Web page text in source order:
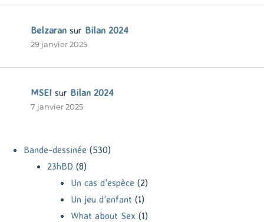
Belzaran sur Bilan 2024
29 janvier 2025
MSEI sur Bilan 2024
7 janvier 2025
Bande-dessinée (530)
23hBD (8)
Un cas d'espèce (2)
Un jeu d'enfant (1)
What about Sex (1)